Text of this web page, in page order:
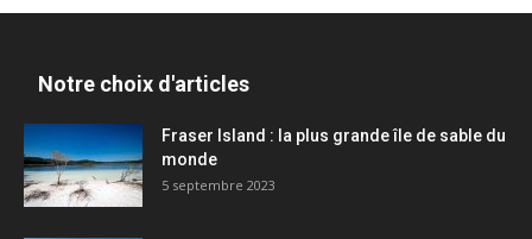
Notre choix d'articles
Fraser Island : la plus grande île de sable du
monde
5 septembre 2023